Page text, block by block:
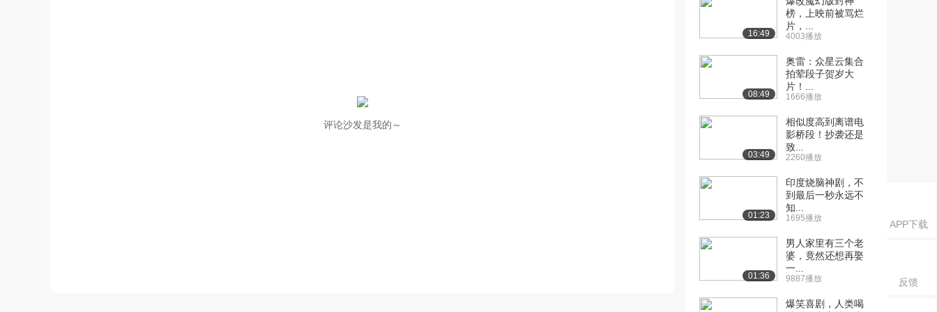
APP下载
反馈
评论沙发是我的～
16:49
榜，上映前被骂烂
片，...
4003播放
08:49
奥雷：众星云集合
拍荤段子贺岁大
片！...
1666播放
03:49
相似度高到离谱电
影桥段！抄袭还是
致...
2260播放
01:23
印度烧脑神剧，不
到最后一秒永远不
知...
1695播放
01:36
男人家里有三个老
婆，竟然还想再娶
一...
9887播放
爆笑喜剧，人类喝